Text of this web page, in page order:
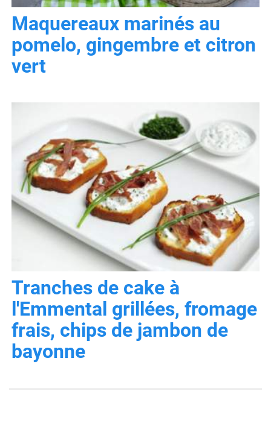
Maquereaux marinés au
pomelo, gingembre et citron
vert
Tranches de cake à
l'Emmental grillées, fromage
frais, chips de jambon de
bayonne